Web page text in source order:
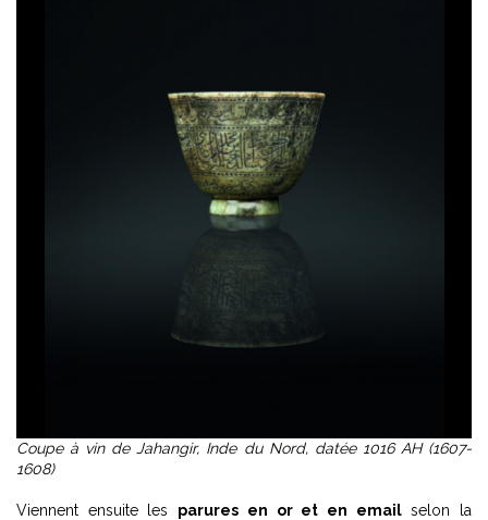
Coupe à vin de Jahangir, Inde du Nord, datée 1016 AH (1607-
1608)
Viennent ensuite les parures en or et en emailselon la